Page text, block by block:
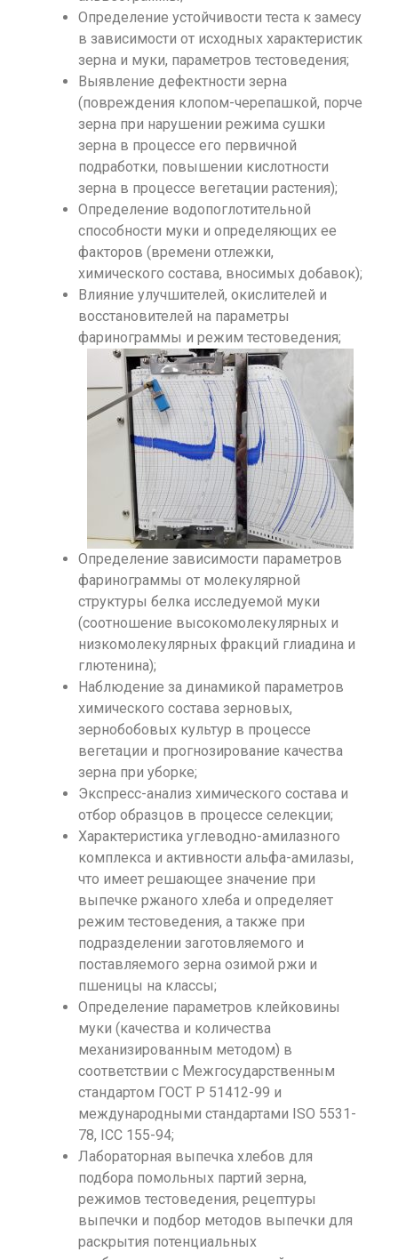
Определение устойчивости теста к замесу
в зависимости от исходных характеристик
зерна и муки, параметров тестоведения;
Выявление дефектности зерна
(повреждения клопом-черепашкой, порче
зерна при нарушении режима сушки
зерна в процессе его первичной
подработки, повышении кислотности
зерна в процессе вегетации растения);
Определение водопоглотительной
способности муки и определяющих ее
факторов (времени отлежки,
химического состава, вносимых добавок);
Влияние улучшителей, окислителей и
восстановителей на параметры
фаринограммы и режим тестоведения;
Определение зависимости параметров
фаринограммы от молекулярной
структуры белка исследуемой муки
(соотношение высокомолекулярных и
низкомолекулярных фракций глиадина и
глютенина);
Наблюдение за динамикой параметров
химического состава зерновых,
зернобобовых культур в процессе
вегетации и прогнозирование качества
зерна при уборке;
Экспресс-анализ химического состава и
отбор образцов в процессе селекции;
Характеристика углеводно-амилазного
комплекса и активности альфа-амилазы,
что имеет решающее значение при
выпечке ржаного хлеба и определяет
режим тестоведения, а также при
подразделении заготовляемого и
поставляемого зерна озимой ржи и
пшеницы на классы;
Определение параметров клейковины
муки (качества и количества
механизированным методом) в
соответствии с Межгосударственным
стандартом ГОСТ Р 51412-99 и
международными стандартами ISO 5531-
78, ICC 155-94;
Лабораторная выпечка хлебов для
подбора помольных партий зерна,
режимов тестоведения, рецептуры
выпечки и подбор методов выпечки для
раскрытия потенциальных